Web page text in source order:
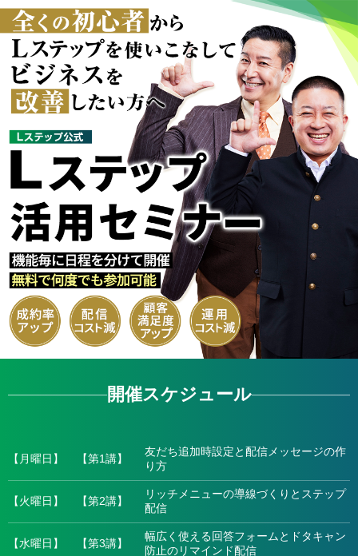
開催スケジュール
【月曜日】 【第1講】
友だち追加時設定と配信メッセージの作
り方
【火曜日】 【第2講】
リッチメニューの導線づくりとステップ
配信
【水曜日】 【第3講】
幅広く使える回答フォームとドタキャン
防止のリマインド配信